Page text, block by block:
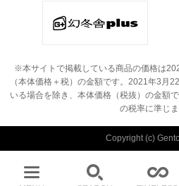
※本サイトで掲載している商品の価格は
（本体価格＋税）の金額です。
2021年3月
いる場合を除き、本体価格（税抜）の金額で
の税率に準じま
Copyright (c)